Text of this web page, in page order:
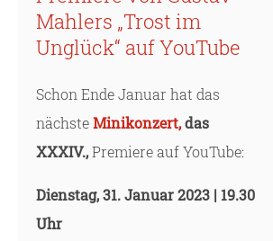
Mahlers „Trost im
Unglück“ auf YouTube
Schon Ende Januar hat das
nächsteMinikonzert,das
XXXIV.,Premiere auf YouTube:
Dienstag, 31. Januar 2023 | 19.30
Uhr